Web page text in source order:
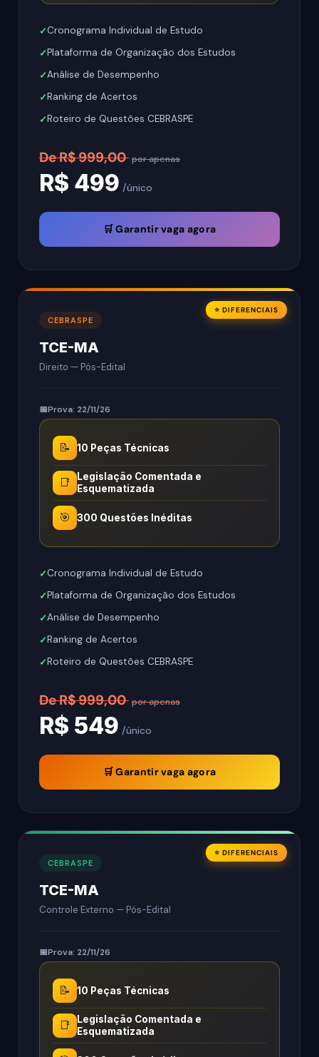
Cronograma Individual de Estudo
Plataforma de Organização dos Estudos
Análise de Desempenho
Ranking de Acertos
Roteiro de Questões CEBRASPE
De R$ 999,00 por apenas
R$ 499 /único
🛒 Garantir vaga agora
⭐ DIFERENCIAIS
CEBRASPE
TCE-MA
Direito — Pós-Edital
Prova: 22/11/26
📝 10 Peças Técnicas
📑
Legislação Comentada e
Esquematizada
🎯 300 Questões Inéditas
Cronograma Individual de Estudo
Plataforma de Organização dos Estudos
Análise de Desempenho
Ranking de Acertos
Roteiro de Questões CEBRASPE
De R$ 999,00 por apenas
R$ 549 /único
🛒 Garantir vaga agora
⭐ DIFERENCIAIS
CEBRASPE
TCE-MA
Controle Externo — Pós-Edital
Prova: 22/11/26
📝 10 Peças Técnicas
📑
Legislação Comentada e
Esquematizada